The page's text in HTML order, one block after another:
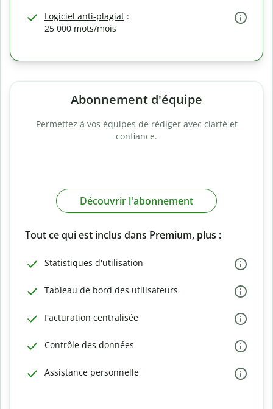
Logiciel anti-plagiat :
25 000 mots/mois
Abonnement d'équipe
Permettez à vos équipes de rédiger avec clarté et
confiance.
Découvrir l'abonnement
Tout ce qui est inclus dans Premium, plus :
Statistiques d'utilisation
Tableau de bord des utilisateurs
Facturation centralisée
Contrôle des données
Assistance personnelle